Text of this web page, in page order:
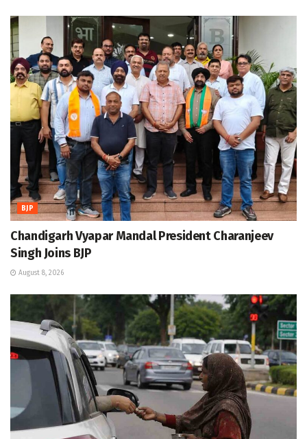
BJP
Chandigarh Vyapar Mandal President Charanjeev
Singh Joins BJP
August 8, 2026